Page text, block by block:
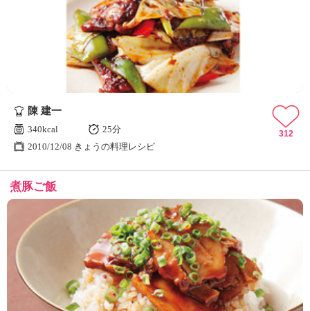
の
き
ょ
う
の
料
理
陳 建一
340kcal
25分
2010/12/08 きょうの料理レシピ
312
煮豚ご飯